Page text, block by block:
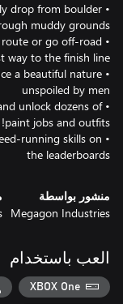
drop from boulder
route or go off-road
a beautiful nature
unlock dozens of
running skills on
the leaderboards
منشور بواسطة
Megagon Industries
العب باستخدام
XBOX One